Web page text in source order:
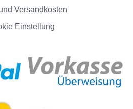
Versandkosten
Einstellung